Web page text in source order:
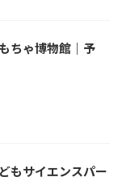
ちゃ博物館｜予
もサイエンスパー